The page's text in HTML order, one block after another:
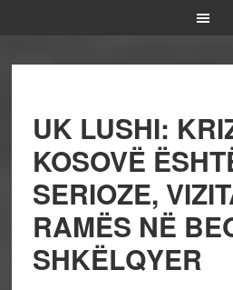
UK LUSHI:
KOSOVË
SERIOZE,
RAMËS NË
SHKËLQYER